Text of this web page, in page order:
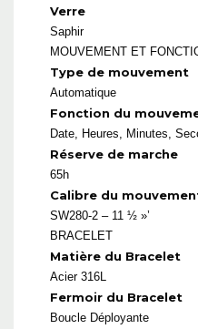
Verre
Saphir
MOUVEMENT ET
Type de mouvement
Automatique
Fonction du
Date, Heures, Minutes,
Réserve de marche
65h
Calibre du
SW280-2 – 11 ½ »’
BRACELET
Matière du Bracelet
Acier 316L
Fermoir du Bracelet
Boucle Déployante